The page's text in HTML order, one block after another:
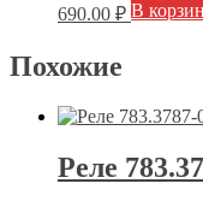
690.00 ₽ В
Похожие
Реле